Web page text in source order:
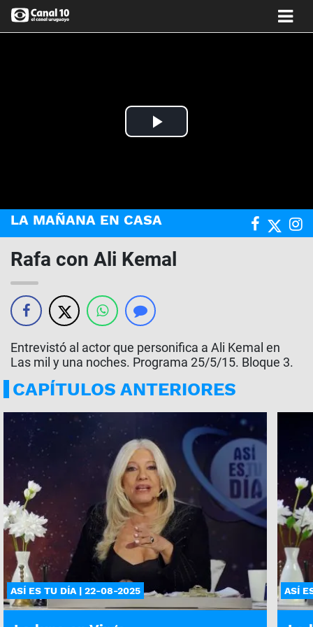
Play
LA MAÑANA EN CASA
Rafa con Ali Kemal
Entrevistó al actor que personifica a Ali Kemal en
Las mil y una noches. Programa 25/5/15. Bloque 3.
CAPÍTULOS ANTERIORES
ASÍ ES TU DÍA | 22-08-2025 ASÍ